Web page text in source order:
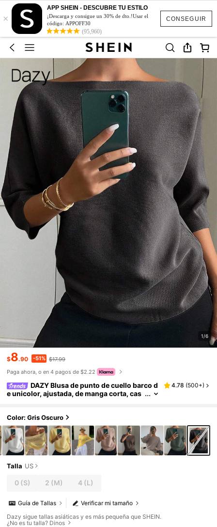
CONSEGUIR
×
APP SHEIN - DESCUBRE TU ESTILO
¡Descarga y consigue un 30% de dto.!Usar el
código: APPOFF30
(95,960)
1/6
$8.90 -51% $17.99
Paga ahora, o en 4 pagos de $2.22
DAZY Blusa de punto de cuello barco d
e unicolor, ajustada, de manga corta, cas
4.78 (500+)
Color: Gris Oscuro
Talla US
0 (S) 2 (M) 4(L)
Verificar mi tamaño
Guía de Tallas
Dazy sigue tallas asiáticas y es más pequeña que SHEIN.
¿No es tu talla? Dinos